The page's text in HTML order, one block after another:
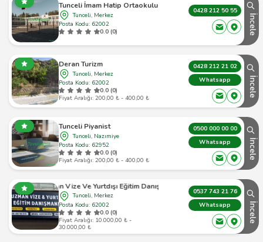
Tunceli İmam Hatip Ortaokulu
Tunceli, Merkez
Posta Kodu: 62002
0.0 (0)
0428 212 50 55
İncele
Deran Turizm
Tunceli, Merkez
Posta Kodu: 62002
0.0 (0)
Fiyat Aralığı: 200,00 ₺ - 400,00 ₺
0428 212 21 02
Whatsapp
İncele
Tunceli Piyanist
Tunceli, Nazımiye
Posta Kodu: 62952
0.0 (0)
Fiyat Aralığı: 200,00 ₺ - 400,00 ₺
0500 000 00 00
Whatsapp
İncele
Uzman Vize Ve Yurtdışı Eğitim Danışmanlığı
Tunceli, Merkez
Posta Kodu: 62002
0.0 (0)
Fiyat Aralığı: 10.000,00 ₺ -
30.000,00 ₺
0537 743 21 76
Whatsapp
İncele